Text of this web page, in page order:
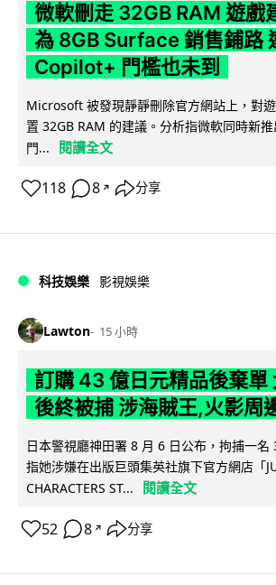
微軟刪走 32GB RAM 遊戲
為 8GB Surface 銷售鋪路
Copilot+ 門檻也未到
Microsoft 被發現靜靜刪除官方網站上，對
置 32GB RAM 的建議。分析指微軟同時新
門...
閱讀全文
118 8 ↗ 分享
科技娛樂 影視娛樂
Lawton 15 小時
訂購 43 億日元精品後棄單
後終被捕 涉海賊王,火影周
日本警視廳神田署 8 月 6 日公布，拘捕一名
指她涉嫌在出版巨頭集英社旗下官方網店「
CHARACTERS ST...
閱讀全文
52 8 ↗ 分享